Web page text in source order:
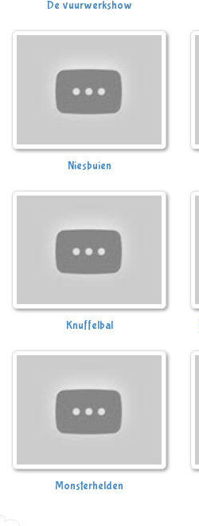
De vuurwerkshow
Niesbuien
Knuffelbal
Monsterhelden